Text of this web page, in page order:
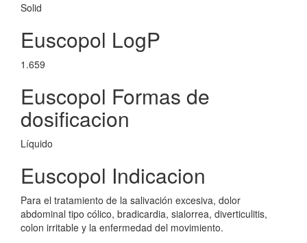
Solid
Euscopol LogP
1.659
Euscopol Formas de
dosificacion
Líquido
Euscopol Indicacion
Para el tratamiento de la salivación excesiva, dolor
abdominal tipo cólico, bradicardia, sialorrea, diverticulitis,
colon irritable y la enfermedad del movimiento.